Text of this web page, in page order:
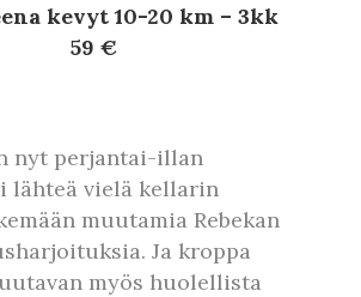
kevyt 10-20 km – 3kk
59 €
nyt perjantai-illan
lähteä vielä kellarin
muutamia Rebekan
Ja kroppa
myös huolellista